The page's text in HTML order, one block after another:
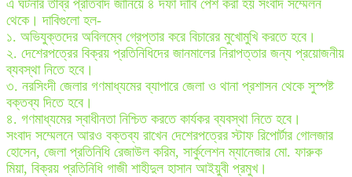
এ ঘটনার তীব্র প্রতিবাদ জানিয়ে ৪ দফা দাবি পেশ করা হয় সংবাদ সম্মেলন
থেকে। দাবিগুলো হল-
১. অভিযুক্তদের অবিলম্বে গ্রেপ্তার করে বিচারের মুখোমুখি করতে হবে।
২. দেশেরপত্রের বিক্রয় প্রতিনিধিদের জানমালের নিরাপত্তার জন্য প্রয়োজনীয়
ব্যবস্থা নিতে হবে।
৩. নরসিংদী জেলার গণমাধ্যমের ব্যাপারে জেলা ও থানা প্রশাসন থেকে সুস্পষ্ট
বক্তব্য দিতে হবে।
৪. গণমাধ্যমের স্বাধীনতা নিশ্চিত করতে কার্যকর ব্যবস্থা নিতে হবে।
সংবাদ সম্মেলনে আরও বক্তব্য রাখেন দেশেরপত্রের স্টাফ রিপোর্টার গোলজার
হোসেন, জেলা প্রতিনিধি রেজাউল করিম, সার্কুলেশন ম্যানেজার মো. ফারুক
মিয়া, বিক্রয় প্রতিনিধি গাজী শাহীদুল হাসান আইয়ুবী প্রমুখ।